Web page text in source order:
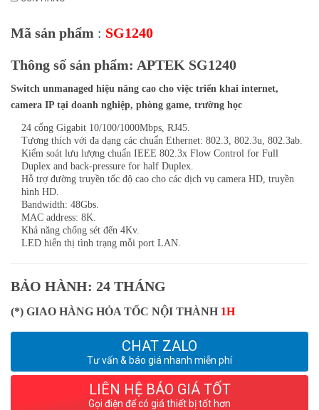
Mã sản phẩm : SG1240
Thông số sản phẩm: APTEK SG1240
Switch unmanaged hiệu năng cao cho việc triển khai internet,
camera IP tại doanh nghiệp, phòng game, trường học
24 cổng Gigabit 10/100/1000Mbps, RJ45.
Tương thích với đa dạng các chuẩn Ethernet: 802.3, 802.3u, 802.3ab.
Kiểm soát lưu lượng chuẩn IEEE 802.3x Flow Control for Full
Duplex and back-pressure for half Duplex.
Hỗ trợ đường truyền tốc độ cao cho các dịch vụ camera HD, truyền
hình HD.
Bandwidth: 48Gbs.
MAC address: 8K.
Khả năng chống sét đến 4Kv.
LED hiển thị tình trạng mỗi port LAN.
BẢO HÀNH: 24 THÁNG
(*) GIAO HÀNG HỎA TỐC NỘI THÀNH 1H
CHAT ZALO
Tư vấn & báo giá nhanh miễn phí
LIÊN HỆ BÁO GIÁ TỐT
Gọi điện để có giá thiết bị tốt hơn